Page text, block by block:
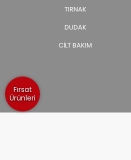
Fırsat
Ürünleri
TIRNAK
DUDAK
CİLT BAKIM